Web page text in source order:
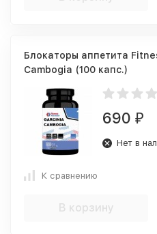
Блокаторы аппетита
Cambogia (100 капс.)
690 ₽
Нет в
К сравнению
В корзину